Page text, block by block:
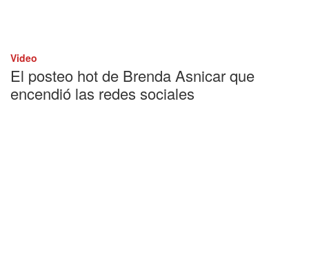
Video
El posteo hot de Brenda Asnicar que
encendió las redes sociales